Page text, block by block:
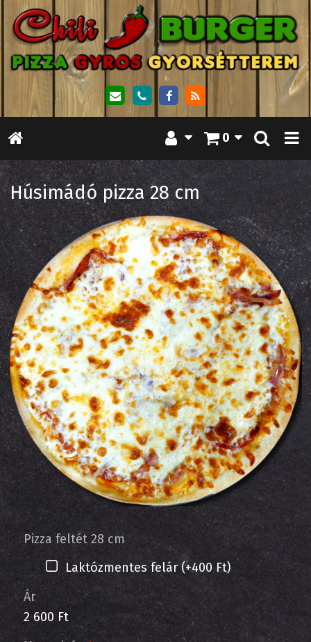
0
Húsimádó pizza 28 cm
Pizza feltét 28 cm
Laktózmentes felár (+400 Ft)
Ár
2 600 Ft